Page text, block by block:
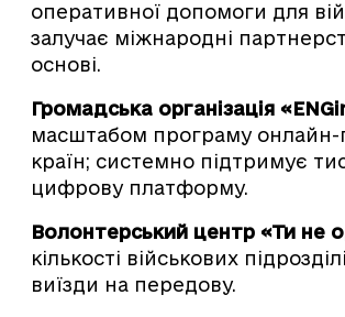
оперативної допомоги для
залучає міжнародні
основі.
Громадська організація
масштабом програму онлайн-
країн; системно підтримує
цифрову платформу.
Волонтерський центр «Ти не
кількості військових
виїзди на передову.